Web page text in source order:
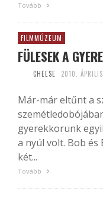
Tovább
FILMMÚZEUM
FÜLESEK A
CHEESE 2010.
Már-már eltűnt a
gyerekkorunk
a nyúl volt. Bob
két...
Tovább